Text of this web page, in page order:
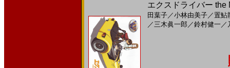
エクスドライバー the
田葉子／小林由美子／置鮎
／三木眞一郎 ／鈴村健一 ／